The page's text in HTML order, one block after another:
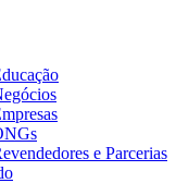
e Parcerias